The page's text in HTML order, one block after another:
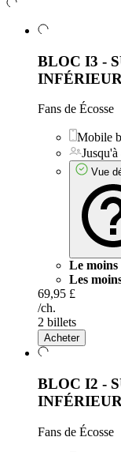
BLOC I3 -
INFÉRIEUR
Fans de Écosse
Mobile
Jusqu'à
Vue
Le moins
Les
69,95 £
/ch.
2 billets
Acheter
BLOC I2 -
INFÉRIEUR
Fans de Écosse